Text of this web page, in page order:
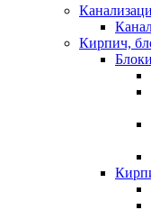
Кирпич,